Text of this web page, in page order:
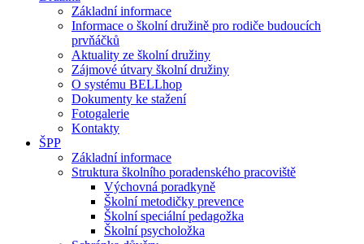
Základní informace
Informace o školní družině pro rodiče budoucích
prvňáčků
Aktuality ze školní družiny
Zájmové útvary školní družiny
O systému BELLhop
Dokumenty ke stažení
Fotogalerie
Kontakty
ŠPP
Základní informace
Struktura školního poradenského pracoviště
Výchovná poradkyně
Školní metodičky prevence
Školní speciální pedagožka
Školní psycholožka